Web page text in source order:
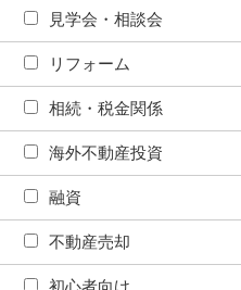
見学会・相談会
リフォーム
相続・税金関係
海外不動産投資
融資
不動産売却
初心者向け